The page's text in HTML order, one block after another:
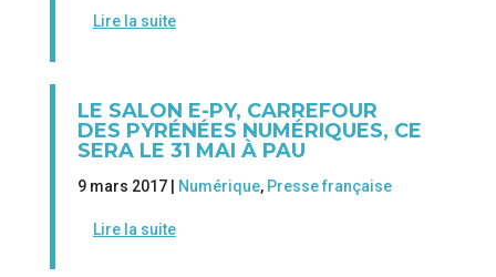
Lire la suite
LE SALON E-PY, CARREFOUR
DES PYRÉNÉES NUMÉRIQUES, CE
SERA LE 31 MAI À PAU
9 mars 2017 | Numérique, Presse française
Lire la suite